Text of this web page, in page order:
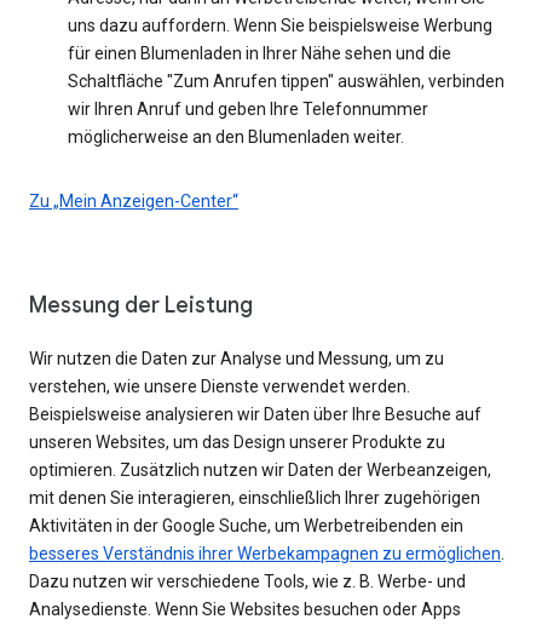
uns dazu auffordern. Wenn Sie beispielsweise Werbung
für einen Blumenladen in Ihrer Nähe sehen und die
Schaltfläche "Zum Anrufen tippen" auswählen, verbinden
wir Ihren Anruf und geben Ihre Telefonnummer
möglicherweise an den Blumenladen weiter.
Zu „Mein Anzeigen-Center“
Messung der Leistung
Wir nutzen die Daten zur Analyse und Messung, um zu
verstehen, wie unsere Dienste verwendet werden.
Beispielsweise analysieren wir Daten über Ihre Besuche auf
unseren Websites, um das Design unserer Produkte zu
optimieren. Zusätzlich nutzen wir Daten der Werbeanzeigen,
mit denen Sie interagieren, einschließlich Ihrer zugehörigen
Aktivitäten in der Google Suche, um Werbetreibenden ein
besseres Verständnis ihrer Werbekampagnen zu ermöglichen
Dazu nutzen wir verschiedene Tools, wie z. B. Werbe- und
Analysedienste. Wenn Sie Websites besuchen oder Apps